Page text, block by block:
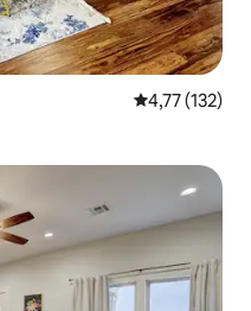
Gemiddelde
4,77 (132)